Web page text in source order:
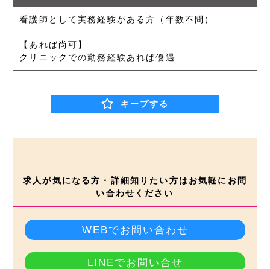
看護師として実務経験がある方（年数不問）
【あれば尚可】
クリニックでの勤務経験あれば優遇
キープする
求人が気になる方・詳細知りたい方はお気軽にお問
い合わせください
WEBでお問い合わせ
LINEでお問い合せ